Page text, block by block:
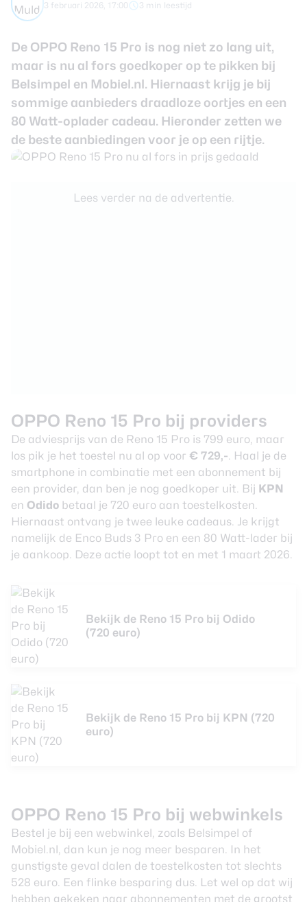
3 februari 2026, 17:00 3 min leestijd
De OPPO Reno 15 Pro is nog niet zo lang uit,
maar is nu al fors goedkoper op te pikken bij
Belsimpel en Mobiel.nl. Hiernaast krijg je bij
sommige aanbieders draadloze oortjes en een
80 Watt-oplader cadeau. Hieronder zetten we
de beste aanbiedingen voor je op een rijtje.
Lees verder na de advertentie.
OPPO Reno 15 Pro bij providers
De adviesprijs van de Reno 15 Pro is 799 euro, maar
los pik je het toestel nu al op voor € 729,-. Haal je de
smartphone in combinatie met een abonnement bij
een provider, dan ben je nog goedkoper uit. Bij KPN
en Odido betaal je 720 euro aan toestelkosten.
Hiernaast ontvang je twee leuke cadeaus. Je krijgt
namelijk de Enco Buds 3 Pro en een 80 Watt-lader bij
je aankoop. Deze actie loopt tot en met 1 maart 2026.
Bekijk de Reno 15 Pro bij Odido
(720 euro)
Bekijk de Reno 15 Pro bij KPN (720
euro)
OPPO Reno 15 Pro bij webwinkels
Bestel je bij een webwinkel, zoals Belsimpel of
Mobiel.nl, dan kun je nog meer besparen. In het
gunstigste geval dalen de toestelkosten tot slechts
528 euro. Een flinke besparing dus. Let wel op dat wij
hebben gekeken naar abonnementen met de grootst